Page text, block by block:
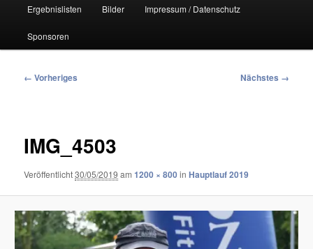
primären
Inhalt
springen
Ergebnislisten Bilder Impressum / Datenschutz
Sponsoren
Bilder-
← Vorheriges Nächstes →
IMG_4503
Veröffentlicht30/05/2019 am1200 × 800inHauptlauf 2019